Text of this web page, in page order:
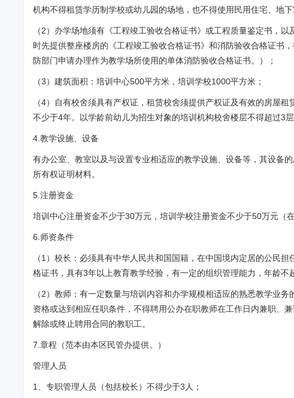
机构不得租赁学历制学校或幼儿园的场地，也不得使用民用住宅、地
（2）办学场地须有《工程竣工验收合格证书》或工程质量鉴定书，
时先提供整座楼房的《工程竣工验收合格证书》和消防验收合格证书
防部门申请办理作为教学场所使用的单体消防验收合格证书。）；
（3）建筑面积：培训中心500平方米，培训学校1000平方米；
（4）自有校舍须具有产权证，租赁校舍须提供产权证及有效的房屋
不少于4年。以学龄前幼儿为招生对象的培训机构校舍楼层不得超过3层
4.教学设施、设备
有办公室、教室以及与设置专业相适应的教学设施、设备等，其设备
所有权证明材料。
5.注册资金
培训中心注册资金不少于30万元，培训学校注册资金不少于50万元（
6.师资条件
（1）校长：必须具有中华人民共和国国籍，在中国境内定居的公民
格证书，具有3年以上教育教学经验，有一定的组织管理能力，年龄不
（2）教师：有一定数量与培训内容和办学规模相适应的熟悉教学业
资格或达到相应任职条件，不得聘用公办在职教师在工作日内兼职、
解除或终止聘用合同的教职工。
7.章程（范本由本区民管办提供。）
管理人员
1、专职管理人员（包括校长）不得少于3人；